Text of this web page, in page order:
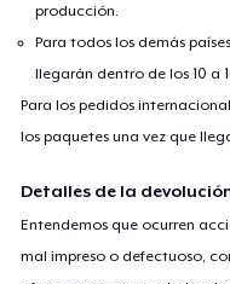
producción.
Para todos los demás
llegarán dentro de los 10 a
Para los pedidos
los paquetes una vez que
Detalles de la
Entendemos que ocurren
mal impreso o defectuoso,